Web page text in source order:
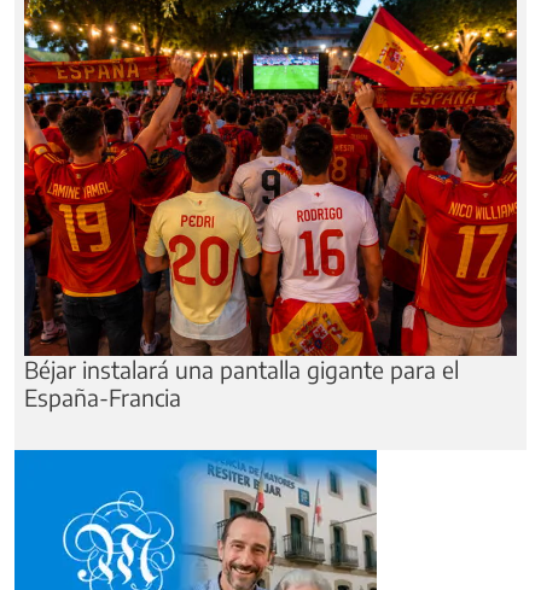
Béjar instalará una pantalla gigante para el
España-Francia